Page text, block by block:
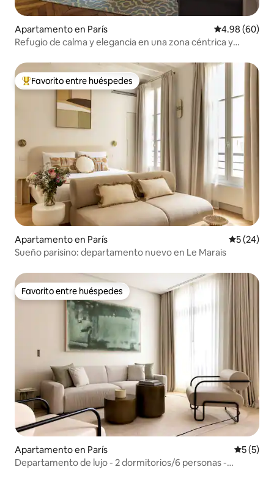
Apartamento en París Calificación
4.98 (60)
Refugio de calma y elegancia en una zona céntrica y
Favorito entre huéspedes preferido
Favorito entre huéspedes
Apartamento en París
5 (24)
Sueño parisino: departamento nuevo en Le Marais
Favorito entre huéspedes
Favorito entre huéspedes
Apartamento en París
5 (5)
Departamento de lujo - 2 dormitorios/6 personas -